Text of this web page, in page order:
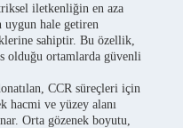
iletkenliğin en aza
hale getiren
sahiptir. Bu özellik,
olduğu ortamlarda güvenli
CCR süreçleri için
hacmi ve yüzey alanı
Orta gözenek boyutu,